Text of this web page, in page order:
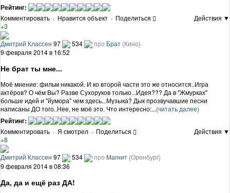
Рейтинг:
Комментировать · Нравится объект · Поделиться
Действия ▼
+3
Дмитрий Классен 97 534 про Брат (Кино)
9 февраля 2014 в 16:52
Не брат ты мне...
Моё мнение: фильм никакой. И ко второй части это же относится..Игра
актёров? О чём Вы? Разве Сухоруков только...Идея??? Да в "Жмурках"
больше идей и "йумора" чем здесь...Музыка? Дык прозвучавшие песни
написаны ДО того..Нее, не моё это. Что интересно:...(читать далее)
Рейтинг:
Комментировать · Я смотрел · Поделиться
Действия ▼
+8
Дмитрий Классен 97 534 про Магнит (Оренбург)
9 февраля 2014 в 08:36
Да, да и ещё раз ДА!